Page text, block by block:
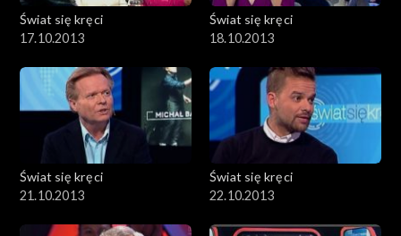
Świat się kręci
17.10.2013
Świat się kręci
18.10.2013
Świat się kręci
21.10.2013
Świat się kręci
22.10.2013